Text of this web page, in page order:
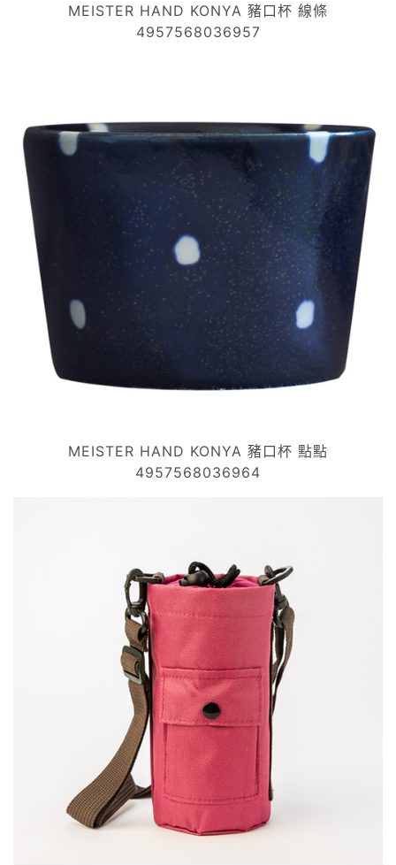
MEISTER HAND KONYA 豬口杯 線條
4957568036957
MEISTER HAND KONYA 豬口杯 點點
4957568036964